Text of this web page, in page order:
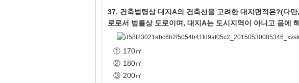
37. 건축법령상 대지A의 건축선을 고려한 대지면적은?(다
로로서 법률상 도로이며, 대지A는 도시지역이 아니고 읍에
① 170㎡
② 180㎡
③ 200㎡